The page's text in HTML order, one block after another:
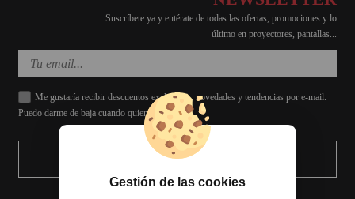
Suscríbete ya y entérate de todas las ofertas, promociones y lo
último en proyectores, pantallas...
Me gustaría recibir descuentos exclusivos, novedades y tendencias por e-mail.
Puedo darme de baja cuando quiera.
ENVIAR
Gestión de las cookies